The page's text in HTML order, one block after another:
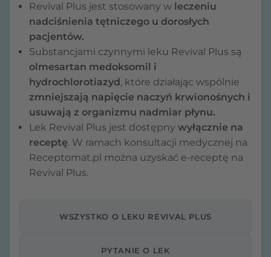
Revival Plus jest stosowany w leczeniu
nadciśnienia tętniczego u dorosłych
pacjentów.
Substancjami czynnymi leku Revival Plus są
olmesartan medoksomil i
hydrochlorotiazyd , które działając wspólnie
zmniejszają napięcie naczyń krwionośnych i
usuwają z organizmu nadmiar płynu.
Lek Revival Plus jest dostępny wyłącznie na
receptę. W ramach konsultacji medycznej na
Receptomat.pl można uzyskać e-receptę na
Revival Plus.
WSZYSTKO O LEKU REVIVAL PLUS
PYTANIE O LEK